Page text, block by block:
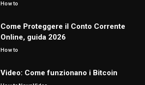
How to
Come Proteggere il Conto Corrente
Online, guida 2026
How to
Video: Come funzionano i Bitcoin